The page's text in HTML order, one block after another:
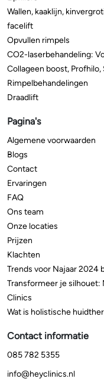
Wallen, kaaklijn,
facelift
Opvullen rimpels
CO2-laserbehandeling:
Collageen boost,
Rimpelbehandelingen
Draadlift
Pagina's
Algemene voorwaarden
Blogs
Contact
Ervaringen
FAQ
Ons team
Onze locaties
Prijzen
Klachten
Trends voor Najaar 2024
Transformeer je
Clinics
Wat is holistische
Contact informatie
085 782 5355
info@heyclinics.nl